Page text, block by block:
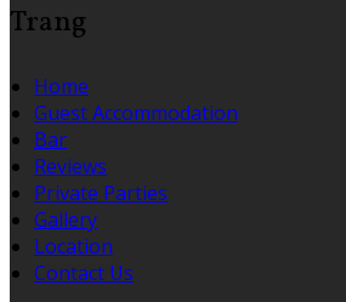
Trang
Home
Guest Accommodation
Bar
Reviews
Private Parties
Gallery
Location
Contact Us